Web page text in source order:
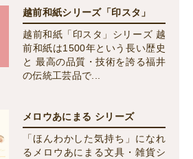
越前和紙シリーズ「印スタ」
越前和紙「印スタ」シリーズ 越
前和紙は1500年という長い歴史
と 最高の品質・技術を誇る福井
の伝統工芸品で...
メロウあにまる シリーズ
「ほんわかした気持ち」になれ
るメロウあにまる文具・雑貨シ